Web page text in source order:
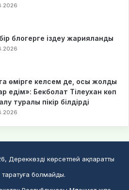
блогерге іздеу жарияланды
өмірге келсем де, осы жолды
едім»: Бекболат Тілеухан көп
туралы пікір білдірді
Дереккөзді көрсетпей ақпаратты
таратуға болмайды.